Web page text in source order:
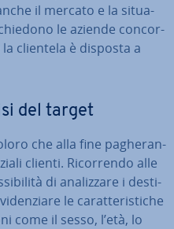
il mercato e la si­tua­
le aziende con­cor­
clientela è disposta a
del target
che alla fine pa­ghe­ran­
clienti. Ri­cor­ren­do alle
di ana­liz­za­re i de­sti­
le ca­rat­te­ri­sti­che
come il sesso, l’età, lo